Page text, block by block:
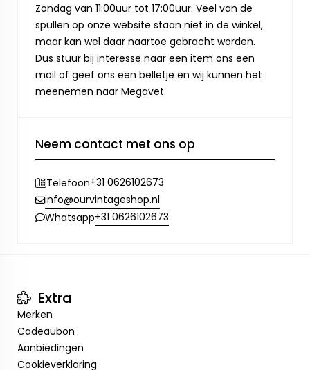
Zondag van 11:00uur tot 17:00uur. Veel van de
spullen op onze website staan niet in de winkel,
maar kan wel daar naartoe gebracht worden.
Dus stuur bij interesse naar een item ons een
mail of geef ons een belletje en wij kunnen het
meenemen naar Megavet.
Neem contact met ons op
Telefoon+31 0626102673
info@ourvintageshop.nl
Whatsapp+31 0626102673
Extra
Merken
Cadeaubon
Aanbiedingen
Cookieverklaring